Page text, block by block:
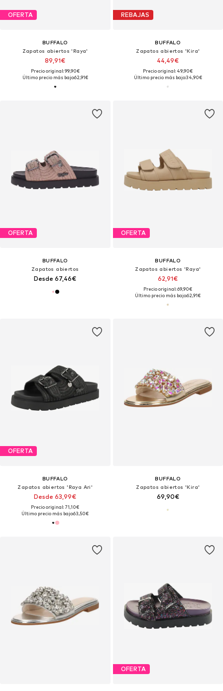
OFERTA
BUFFALO
Zapatos abiertos 'Raya'
89,91€
Precio original: 99,90€
Último precio más bajo:62,91€
REBAJAS
BUFFALO
Zapatos abiertos 'Kira'
44,49€
Precio original: 49,90€
Último precio más bajo:34,90€
OFERTA
BUFFALO
Zapatos abiertos
Desde 67,46€
OFERTA
BUFFALO
Zapatos abiertos 'Raya'
62,91€
Precio original: 69,90€
Último precio más bajo:62,91€
OFERTA
BUFFALO
Zapatos abiertos 'Raya Ari'
Desde 63,99€
Precio original: 71,10€
Último precio más bajo:63,50€
BUFFALO
Zapatos abiertos 'Kira'
69,90€
OFERTA